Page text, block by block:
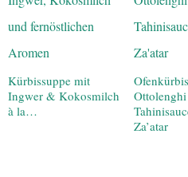
Kürbissuppe mit
Ingwer & Kokosmilch
à la…
Za’atar